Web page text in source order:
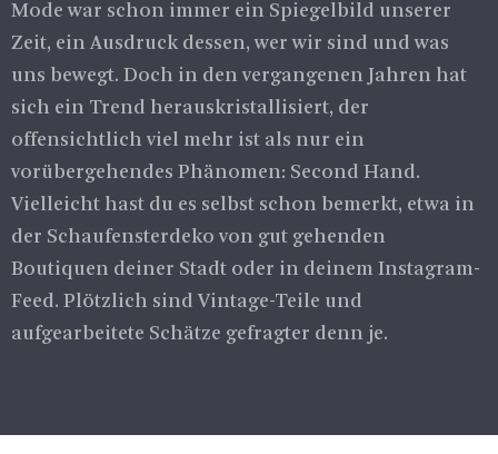
Mode war schon immer ein Spiegelbild unserer
Zeit, ein Ausdruck dessen, wer wir sind und was
uns bewegt. Doch in den vergangenen Jahren hat
sich ein Trend herauskristallisiert, der
offensichtlich viel mehr ist als nur ein
vorübergehendes Phänomen: Second Hand.
Vielleicht hast du es selbst schon bemerkt, etwa in
der Schaufensterdeko von gut gehenden
Boutiquen deiner Stadt oder in deinem Instagram-
Feed. Plötzlich sind Vintage-Teile und
aufgearbeitete Schätze gefragter denn je.